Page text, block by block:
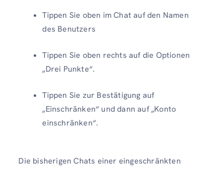
Tippen Sie oben im Chat auf den Namen
des Benutzers
Tippen Sie oben rechts auf die Optionen
„Drei Punkte“.
Tippen Sie zur Bestätigung auf
„Einschränken“ und dann auf „Konto
einschränken“.
Die bisherigen Chats einer eingeschränkten